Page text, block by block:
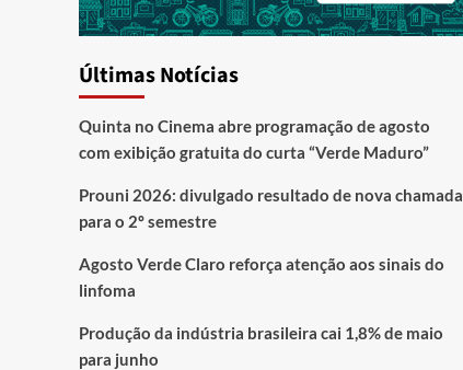
Últimas Notícias
Quinta no Cinema abre programação de agosto
com exibição gratuita do curta “Verde Maduro”
Prouni 2026: divulgado resultado de nova chamada
para o 2º semestre
Agosto Verde Claro reforça atenção aos sinais do
linfoma
Produção da indústria brasileira cai 1,8% de maio
para junho